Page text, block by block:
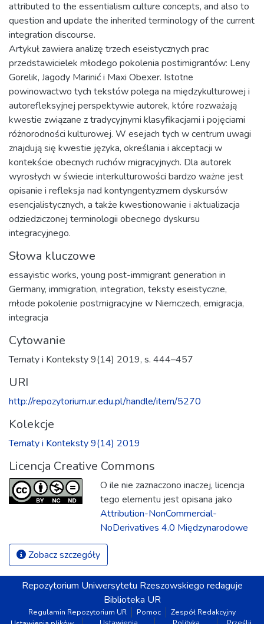
attributed to the essentialism culture concepts, and also to
question and update the inherited terminology of the current
integration discourse.
Artykuł zawiera analizę trzech eseistycznych prac
przedstawicielek młodego pokolenia postimigrantów: Leny
Gorelik, Jagody Marinić i Maxi Obexer. Istotne
powinowactwo tych tekstów polega na międzykulturowej i
autorefleksyjnej perspektywie autorek, które rozważają
kwestie związane z tradycyjnymi klasyfikacjami i pojęciami
różnorodności kulturowej. W esejach tych w centrum uwagi
znajdują się kwestie języka, określania i akceptacji w
kontekście obecnych ruchów migracyjnych. Dla autorek
wyrosłych w świecie interkulturowości bardzo ważne jest
opisanie i refleksja nad kontyngentyzmem dyskursów
esencjalistycznych, a także kwestionowanie i aktualizacja
odziedziczonej terminologii obecnego dyskursu
integracyjnego.
Słowa kluczowe
essayistic works, young post-immigrant generation in
Germany, immigration, integration, teksty eseistyczne,
młode pokolenie postmigracyjne w Niemczech, emigracja,
integracja
Cytowanie
Tematy i Konteksty 9(14) 2019, s. 444–457
URI
http://repozytorium.ur.edu.pl/handle/item/5270
Kolekcje
Tematy i Konteksty 9(14) 2019
Licencja Creative Commons
O ile nie zaznaczono inaczej, licencja
tego elementu jest opisana jako
Attribution-NonCommercial-
NoDerivatives 4.0 Międzynarodowe
Zobacz szczegóły
Repozytorium Uniwersytetu Rzeszowskiego redaguje
Biblioteka UR
Regulamin Repozytorium UR Pomoc
Zespół Redakcyjny